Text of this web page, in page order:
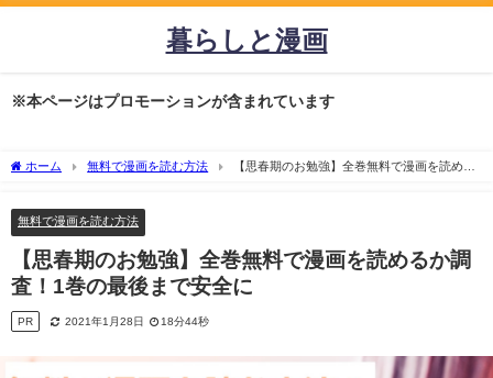
暮らしと漫画
※本ページはプロモーションが含まれています
ホーム 無料で漫画を読む方法
【思春期のお勉強】全巻無料で漫画を読める
無料で漫画を読む方法
【思春期のお勉強】全巻無料で漫画を読めるか調
査！1巻の最後まで安全に
PR 2021年1月28日 18分44秒